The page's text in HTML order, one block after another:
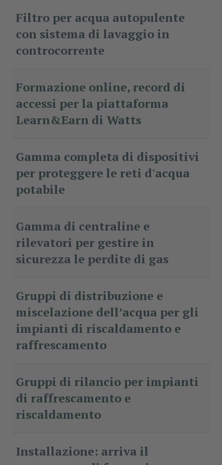
Filtro per acqua autopulente
con sistema di lavaggio in
controcorrente
Formazione online, record di
accessi per la piattaforma
Learn&Earn di Watts
Gamma completa di dispositivi
per proteggere le reti d'acqua
potabile
Gamma di centraline e
rilevatori per gestire in
sicurezza le perdite di gas
Gruppi di distribuzione e
miscelazione dell’acqua per gli
impianti di riscaldamento e
raffrescamento
Gruppi di rilancio per impianti
di raffrescamento e
riscaldamento
Installazione: arriva il